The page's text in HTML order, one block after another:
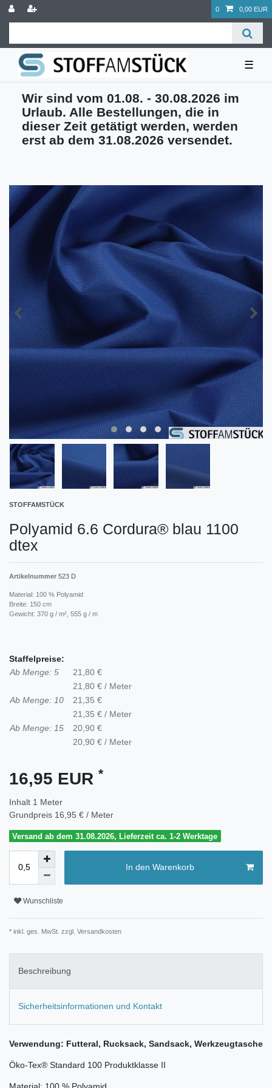
0 0,00 EUR
☰
Wir sind vom 01.08. - 30.08.2026 im
Urlaub. Alle Bestellungen, die in
dieser Zeit getätigt werden, werden
erst ab dem 31.08.2026 versendet.
STOFFAMSTÜCK
Polyamid 6.6 Cordura® blau 1100
dtex
Artikelnummer 523 D
Material: 100 % Polyamid
Breite: 150 cm
Gewicht: 370 g / m², 555 g / m
Staffelpreise:
Ab Menge: 5
21,80 €
21,80 € / Meter
Ab Menge: 10
21,35 €
21,35 € / Meter
Ab Menge: 15
20,90 €
20,90 € / Meter
16,95 EUR *
Inhalt 1 Meter
Grundpreis 16,95 € / Meter
Versand ab dem 31.08.2026, Lieferzeit ca. 1-2 Werktage
In den Warenkorb
Wunschliste
* inkl. ges. MwSt. zzgl. Versandkosten
Beschreibung
Sicherheitsinformationen und Kontakt
Verwendung: Futteral, Rucksack, Sandsack, Werkzeugtasche
Öko-Tex® Standard 100 Produktklasse II
Material: 100 % Polyamid